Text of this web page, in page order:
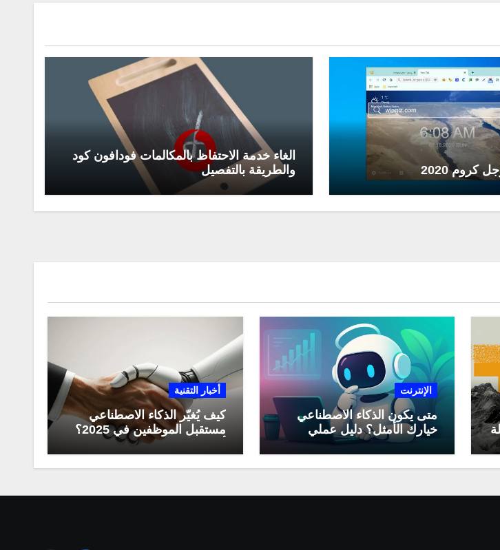
كروم 2020
الغاء خدمة الاحتفاظ بالمكالمات فودافون كود
والطريقة بالتفصيل
الإنترنت
متى يكون الذكاء الاصطناعي
خيارك الأمثل؟ دليل عملي
لاستخدامه في العمل اليومي
أخبار التقنية
كيف يُغيّر الذكاء الاصطناعي
مستقبل الموظفين في 2025؟
أبرز التحولات المهنية